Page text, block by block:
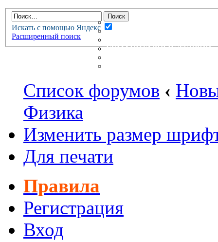
Искать с помощью Яндекс
Расширенный поиск
НОВАЯ ТЕОРИЯФОРУМ
НОВЫЕ СООБЩЕНИЯ
НЕПРОЧИТАННЫЕ
ГУМАНИТАРНЫЕ ТЕОРИИ
Список форумов ‹
Физика
Изменить размер
Для печати
Правила
Регистрация
Вход